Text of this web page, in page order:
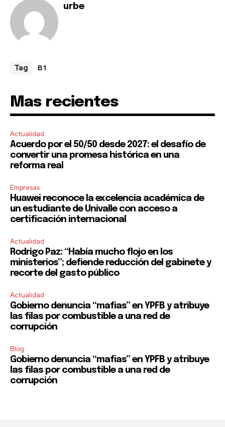
I've read and accept the
urbe
Tag B1
Mas recientes
Actualidad
Acuerdo por el 50/50 desde 2027: el desafío de
convertir una promesa histórica en una
reforma real
Empresas
Huawei reconoce la excelencia académica de
un estudiante de Univalle con acceso a
certificación internacional
Actualidad
Rodrigo Paz: “Había mucho flojo en los
ministerios”; defiende reducción del gabinete y
recorte del gasto público
Actualidad
Gobierno denuncia “mafias” en YPFB y atribuye
las filas por combustible a una red de
corrupción
Blog
Gobierno denuncia “mafias” en YPFB y atribuye
las filas por combustible a una red de
corrupción